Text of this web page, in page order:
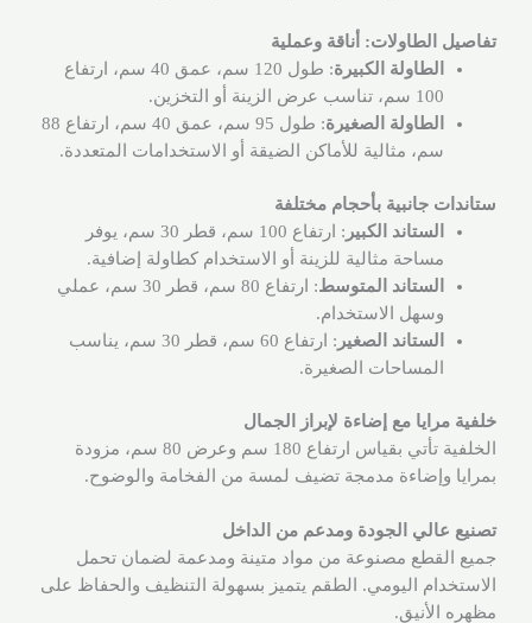
تفاصيل الطاولات: أناقة وعملية
الطاولة الكبيرة
: طول 120 سم، عمق 40 سم، ارتفاع
100 سم، تناسب عرض الزينة أو التخزين.
الطاولة الصغيرة
: طول 95 سم، عمق 40 سم، ارتفاع 88
سم، مثالية للأماكن الضيقة أو الاستخدامات المتعددة.
ستاندات جانبية بأحجام مختلفة
الستاند الكبير
: ارتفاع 100 سم، قطر 30 سم، يوفر
مساحة مثالية للزينة أو الاستخدام كطاولة إضافية.
الستاند المتوسط
: ارتفاع 80 سم، قطر 30 سم، عملي
وسهل الاستخدام.
الستاند الصغير
: ارتفاع 60 سم، قطر 30 سم، يناسب
المساحات الصغيرة.
خلفية مرايا مع إضاءة لإبراز الجمال
الخلفية تأتي بقياس ارتفاع 180 سم وعرض 80 سم، مزودة
بمرايا وإضاءة مدمجة تضيف لمسة من الفخامة والوضوح.
تصنيع عالي الجودة ومدعم من الداخل
جميع القطع مصنوعة من مواد متينة ومدعمة لضمان تحمل
الاستخدام اليومي. الطقم يتميز بسهولة التنظيف والحفاظ على
مظهره الأنيق.